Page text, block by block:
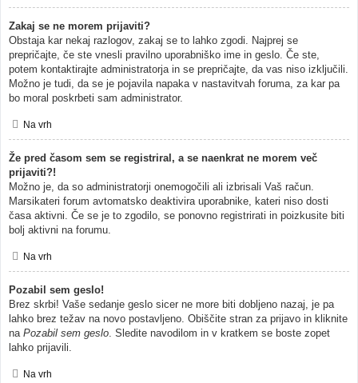
Zakaj se ne morem prijaviti?
Obstaja kar nekaj razlogov, zakaj se to lahko zgodi. Najprej se
prepričajte, če ste vnesli pravilno uporabniško ime in geslo. Če ste,
potem kontaktirajte administratorja in se prepričajte, da vas niso izključili.
Možno je tudi, da se je pojavila napaka v nastavitvah foruma, za kar pa
bo moral poskrbeti sam administrator.
Na vrh
Že pred časom sem se registriral, a se naenkrat ne morem več
prijaviti?!
Možno je, da so administratorji onemogočili ali izbrisali Vaš račun.
Marsikateri forum avtomatsko deaktivira uporabnike, kateri niso dosti
časa aktivni. Če se je to zgodilo, se ponovno registrirati in poizkusite biti
bolj aktivni na forumu.
Na vrh
Pozabil sem geslo!
Brez skrbi! Vaše sedanje geslo sicer ne more biti dobljeno nazaj, je pa
lahko brez težav na novo postavljeno. Obiščite stran za prijavo in kliknite
na Pozabil sem geslo. Sledite navodilom in v kratkem se boste zopet
lahko prijavili.
Na vrh